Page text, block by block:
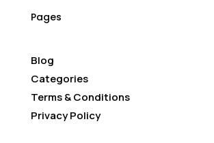
Pages
Blog
Categories
Terms & Conditions
Privacy Policy